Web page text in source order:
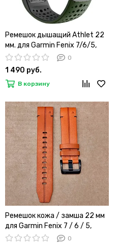
Ремешок дышащий Athlet 22
мм. для Garmin Fenix 7/6/5,
EPIX 2, MARQ, Forerunner 935 /
945 / 955 / 965, instinct,
instinct 2 двухцветный
силиконовый быстросъемный
0
1 490 руб.
В корзину
Ремешок кожа / замша 22 мм
для Garmin Fenix 7 / 6 / 5,
Forerunner 935 / 945 / 955,
0